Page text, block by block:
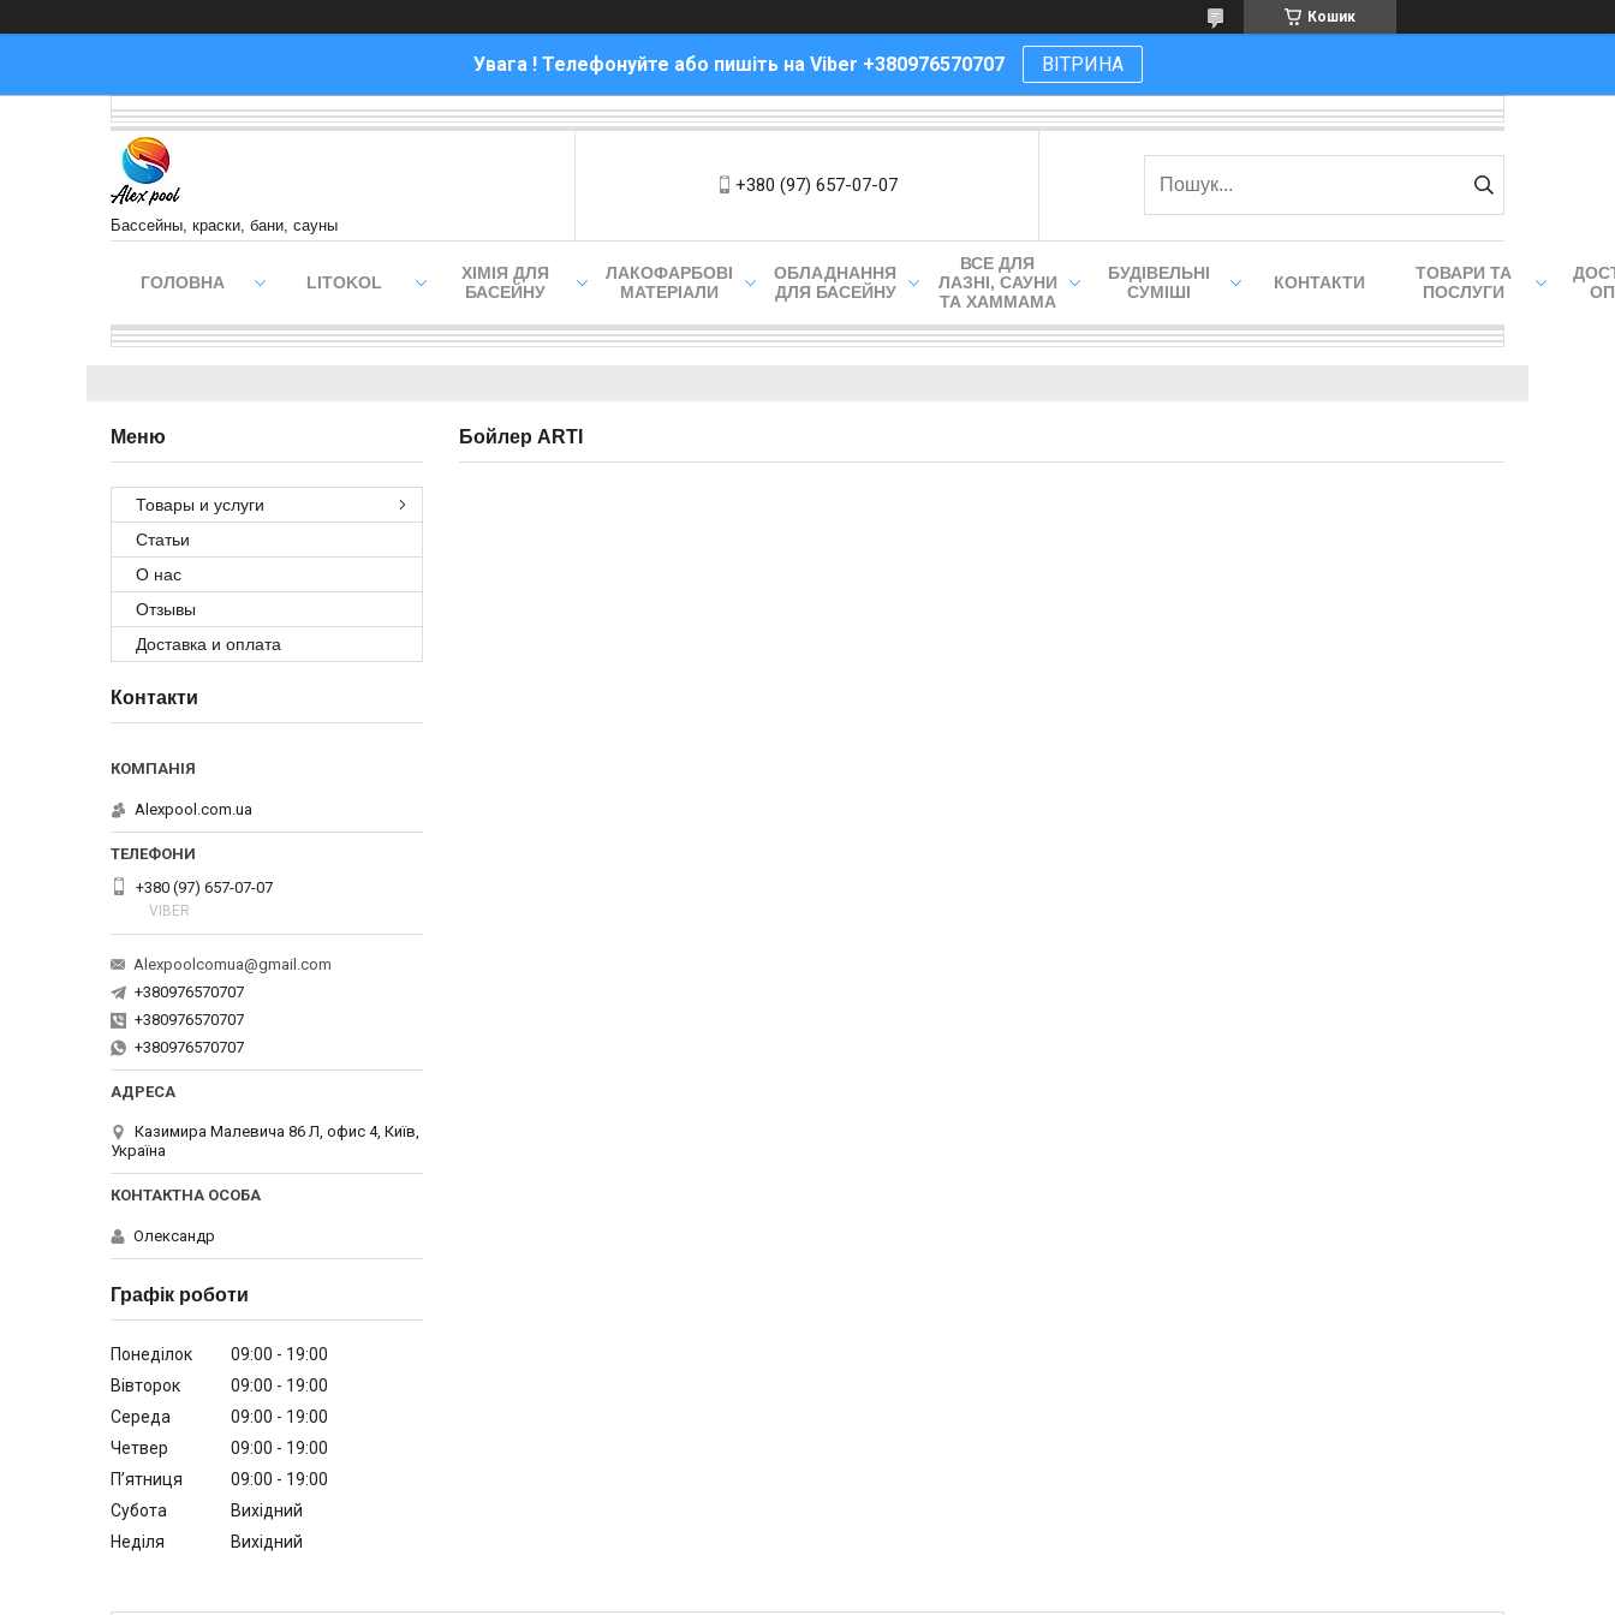
Кошик
Увага ! Телефонуйте або пишіть на Viber +380976570707 ВІТРИНА
Бассейны, краски, бани, сауны
+380 (97) 657-07-07
ГОЛОВНА LITOKOL
ХІМІЯ ДЛЯ
БАСЕЙНУ
ЛАКОФАРБОВІ
МАТЕРІАЛИ
ОБЛАДНАННЯ
ДЛЯ БАСЕЙНУ
ВСЕ ДЛЯ
ЛАЗНІ, САУНИ
ТА ХАММАМА
БУДІВЕЛЬНІ
СУМІШІ
КОНТАКТИ
ТОВАРИ ТА
ПОСЛУГИ
Бойлер ARTI
Товары и услуги
Статьи
О нас
Отзывы
Доставка и оплата
Контакти
Alexpool.com.ua
+380 (97) 657-07-07
VIBER
Alexpoolcomua@gmail.com
+380976570707
+380976570707
+380976570707
Казимира Малевича 86 Л, офис 4, Київ,
Україна
Олександр
Графік роботи
Понеділок 09:00
19:00
Вівторок
09:00
19:00
Середа
09:00
19:00
Четвер
09:00
19:00
Пʼятниця
09:00
19:00
Субота
Вихідний
Неділя
Вихідний